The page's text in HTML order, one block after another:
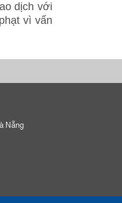
dịch với
vì vấn
Nẵng